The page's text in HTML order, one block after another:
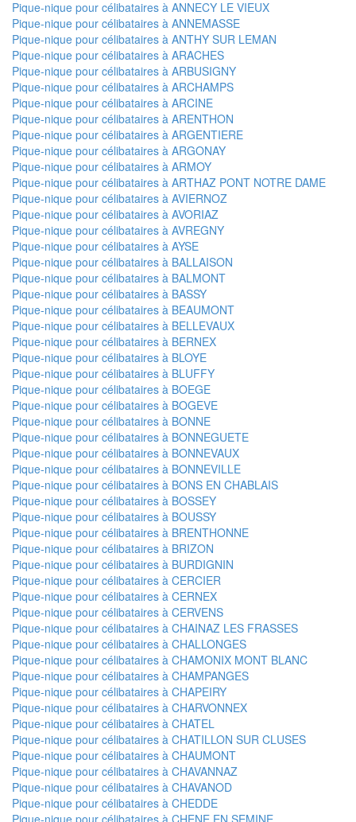
Pique-nique pour célibataires à ANNECY LE VIEUX
Pique-nique pour célibataires à ANNEMASSE
Pique-nique pour célibataires à ANTHY SUR LEMAN
Pique-nique pour célibataires à ARACHES
Pique-nique pour célibataires à ARBUSIGNY
Pique-nique pour célibataires à ARCHAMPS
Pique-nique pour célibataires à ARCINE
Pique-nique pour célibataires à ARENTHON
Pique-nique pour célibataires à ARGENTIERE
Pique-nique pour célibataires à ARGONAY
Pique-nique pour célibataires à ARMOY
Pique-nique pour célibataires à ARTHAZ PONT NOTRE DAME
Pique-nique pour célibataires à AVIERNOZ
Pique-nique pour célibataires à AVORIAZ
Pique-nique pour célibataires à AVREGNY
Pique-nique pour célibataires à AYSE
Pique-nique pour célibataires à BALLAISON
Pique-nique pour célibataires à BALMONT
Pique-nique pour célibataires à BASSY
Pique-nique pour célibataires à BEAUMONT
Pique-nique pour célibataires à BELLEVAUX
Pique-nique pour célibataires à BERNEX
Pique-nique pour célibataires à BLOYE
Pique-nique pour célibataires à BLUFFY
Pique-nique pour célibataires à BOEGE
Pique-nique pour célibataires à BOGEVE
Pique-nique pour célibataires à BONNE
Pique-nique pour célibataires à BONNEGUETE
Pique-nique pour célibataires à BONNEVAUX
Pique-nique pour célibataires à BONNEVILLE
Pique-nique pour célibataires à BONS EN CHABLAIS
Pique-nique pour célibataires à BOSSEY
Pique-nique pour célibataires à BOUSSY
Pique-nique pour célibataires à BRENTHONNE
Pique-nique pour célibataires à BRIZON
Pique-nique pour célibataires à BURDIGNIN
Pique-nique pour célibataires à CERCIER
Pique-nique pour célibataires à CERNEX
Pique-nique pour célibataires à CERVENS
Pique-nique pour célibataires à CHAINAZ LES FRASSES
Pique-nique pour célibataires à CHALLONGES
Pique-nique pour célibataires à CHAMONIX MONT BLANC
Pique-nique pour célibataires à CHAMPANGES
Pique-nique pour célibataires à CHAPEIRY
Pique-nique pour célibataires à CHARVONNEX
Pique-nique pour célibataires à CHATEL
Pique-nique pour célibataires à CHATILLON SUR CLUSES
Pique-nique pour célibataires à CHAUMONT
Pique-nique pour célibataires à CHAVANNAZ
Pique-nique pour célibataires à CHAVANOD
Pique-nique pour célibataires à CHEDDE
Pique-nique pour célibataires à CHENE EN SEMINE